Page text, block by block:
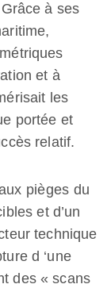
à ses
et à
les
portée et
relatif.
pièges du
et d’un
technique
d ‘une
des « scans